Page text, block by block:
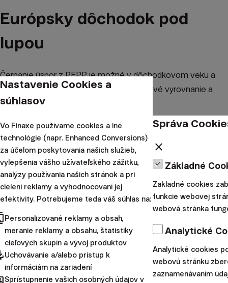
Európsky dôchodok pod
lupou
Čerpanie úspor z PEPP je možné v dôchodkovom veku a
Finax poskytuje dve možnosti: jednorazové vyrovnanie a
postupné čerpanie (renta).
Dávky z Európskeho dôchodku sa zdaňujú. Príspevky
sporiteľa do slovenského podúčtu Európskeho dôchodku
maximálne do výšky 180 eur znižujú základ dane.
Majetok v PEPP je predmetom dedičstva. Nahliadnite do
kľúčového informačného dokumentu PEPP pre stratégiu
100/60alebo80/60, ktoré zaručene odpovedia na väčšinu
vašich otázok.
PEPP KID 100/60
PEPP KID 80/60
Nastavenie Cookies a
súhlasov
Vo Finaxe používame cookies a iné
technológie (napr. Enhanced Conversions)
za účelom poskytovania našich služieb,
vylepšenia vášho užívateľského zážitku,
analýzy používania našich stránok a pri
cielení reklamy a vyhodnocovaní jej
efektivity. Potrebujeme teda váš súhlas na:
Personalizované reklamy a obsah,
meranie reklamy a obsahu, štatistiky
cieľových skupín a vývoj produktov
Uchovávanie a/alebo prístup k
informáciám na zariadení
Sprístupnenie vašich osobných údajov v
Správa
close
Základné
Zakladné cookies
funkcie webovej
webová stránka
Analytické
Analytické cookies
webovú stránku
zaznamenávaním